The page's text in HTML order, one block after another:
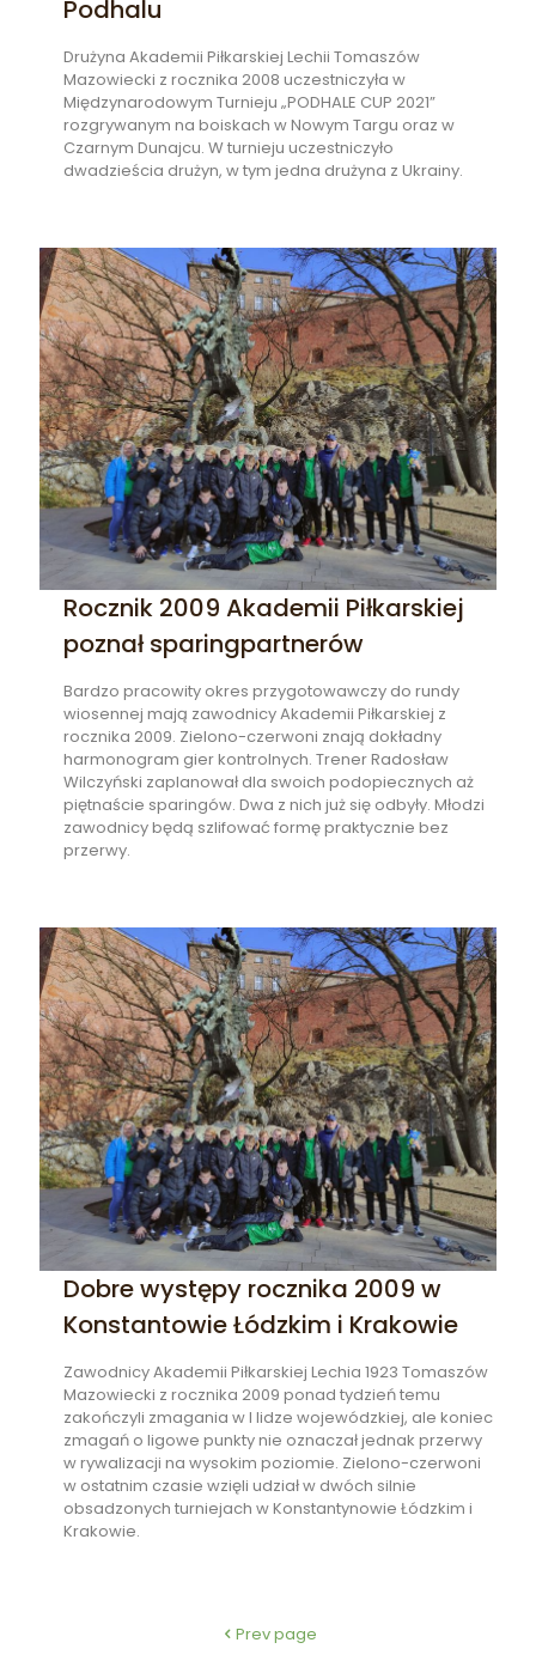
Podhalu
Drużyna Akademii Piłkarskiej Lechii Tomaszów
Mazowiecki z rocznika 2008 uczestniczyła w
Międzynarodowym Turnieju „PODHALE CUP 2021”
rozgrywanym na boiskach w Nowym Targu oraz w
Czarnym Dunajcu. W turnieju uczestniczyło
dwadzieścia drużyn, w tym jedna drużyna z Ukrainy.
Rocznik 2009 Akademii Piłkarskiej
poznał sparingpartnerów
Bardzo pracowity okres przygotowawczy do rundy
wiosennej mają zawodnicy Akademii Piłkarskiej z
rocznika 2009. Zielono-czerwoni znają dokładny
harmonogram gier kontrolnych. Trener Radosław
Wilczyński zaplanował dla swoich podopiecznych aż
piętnaście sparingów. Dwa z nich już się odbyły. Młodzi
zawodnicy będą szlifować formę praktycznie bez
przerwy.
Dobre występy rocznika 2009 w
Konstantowie Łódzkim i Krakowie
Zawodnicy Akademii Piłkarskiej Lechia 1923 Tomaszów
Mazowiecki z rocznika 2009 ponad tydzień temu
zakończyli zmagania w I lidze wojewódzkiej, ale koniec
zmagań o ligowe punkty nie oznaczał jednak przerwy
w rywalizacji na wysokim poziomie. Zielono-czerwoni
w ostatnim czasie wzięli udział w dwóch silnie
obsadzonych turniejach w Konstantynowie Łódzkim i
Krakowie.
Prev page